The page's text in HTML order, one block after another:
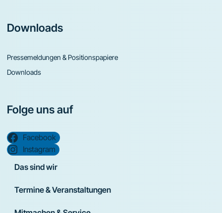
Downloads
Pressemeldungen & Positionspapiere
Downloads
Folge uns auf
Facebook
Instagram
Das sind wir
Termine & Veranstaltungen